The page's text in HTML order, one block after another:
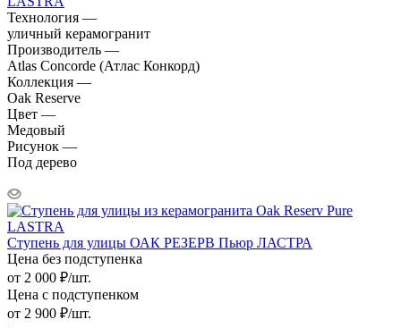
Технология —
уличный керамогранит
Производитель —
Atlas Concorde (Атлас Конкорд)
Коллекция —
Oak Reserve
Цвет —
Медовый
Рисунок —
Под дерево
Ступень для улицы ОАК РЕЗЕРВ Пьюр ЛАСТРА
Цена без подступенка
от 2 000 ₽/шт.
Цена с подступенком
от 2 900 ₽/шт.